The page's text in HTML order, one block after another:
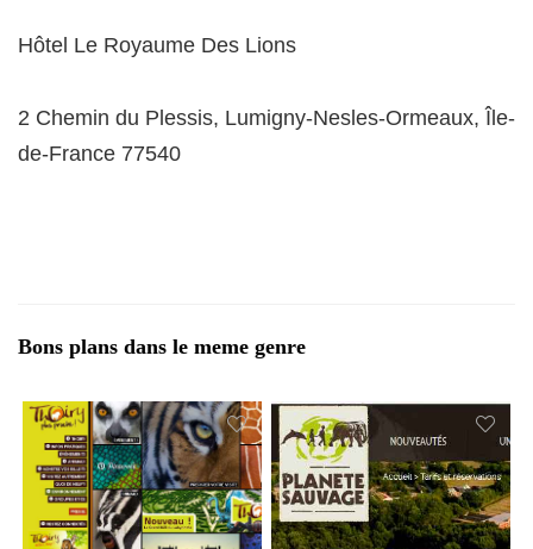
Hôtel Le Royaume Des Lions
2 Chemin du Plessis, Lumigny-Nesles-Ormeaux, Île-
de-France 77540
Bons plans dans le meme genre